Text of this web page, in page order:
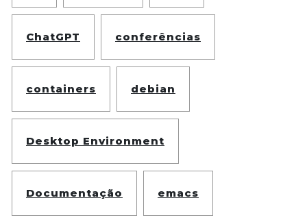
ChatGPT conferências
containers debian
Desktop Environment
Documentação emacs